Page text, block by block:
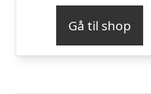
Gå til shop